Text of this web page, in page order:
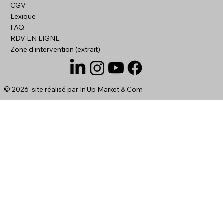
CGV
Lexique
FAQ
RDV EN LIGNE
Zone d'intervention (extrait)
© 2026 site réalisé par In'Up Market & Com